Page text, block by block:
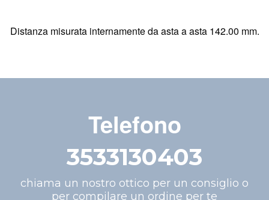
Distanza misurata internamente da asta a asta 142.00 mm.
Telefono
3533130403
chiama un nostro ottico per un consiglio o
per compilare un ordine per te